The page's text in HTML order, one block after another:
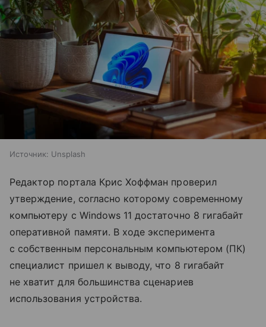
Источник: Unsplash
Редактор портала Крис Хоффман проверил
утверждение, согласно которому современному
компьютеру с Windows 11 достаточно 8 гигабайт
оперативной памяти. В ходе эксперимента
с собственным персональным компьютером (ПК)
специалист пришел к выводу, что 8 гигабайт
не хватит для большинства сценариев
использования устройства.